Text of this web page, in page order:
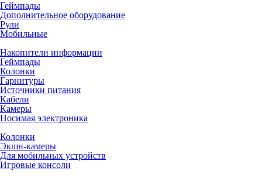
Геймпады
Дополнительное оборудование
Рули
Мобильные
Накопители информации
Геймпады
Колонки
Гарнитуры
Источники питания
Кабели
Камеры
Носимая электроника
Колонки
Экшн-камеры
Для мобильных устройств
Игровые консоли